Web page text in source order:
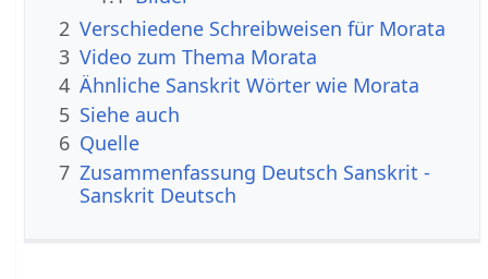
2 Verschiedene Schreibweisen für Morata
3 Video zum Thema Morata
4 Ähnliche Sanskrit Wörter wie Morata
5 Siehe auch
6 Quelle
7 Zusammenfassung Deutsch Sanskrit -
Sanskrit Deutsch